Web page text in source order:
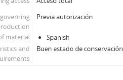
Previa autorización
material
Spanish
and
Buen estado de conservación